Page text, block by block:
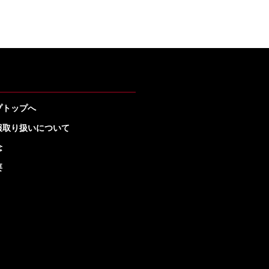
トップへ
取り扱いについて